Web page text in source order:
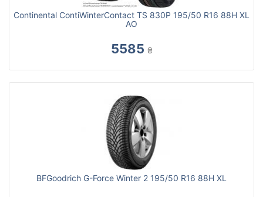
Continental ContiWinterContact TS 830P 195/50 R16 88H XL
AO
5585 ₴
BFGoodrich G-Force Winter 2 195/50 R16 88H XL